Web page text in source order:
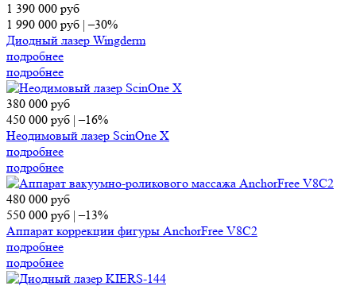
1 390 000 руб
1 990 000 руб |–30%
Диодный лазер Wingderm
подробнее
подробнее
380 000 руб
450 000 руб |–16%
Неодимовый лазер ScinOne X
подробнее
подробнее
480 000 руб
550 000 руб |–13%
Аппарат коррекции фигуры AnchorFree V8C2
подробнее
подробнее